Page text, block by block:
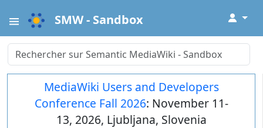
SMW - Sandbox ↓
MediaWiki Users and Developers
Conference Fall 2026: November 11-
13, 2026, Ljubljana, Slovenia